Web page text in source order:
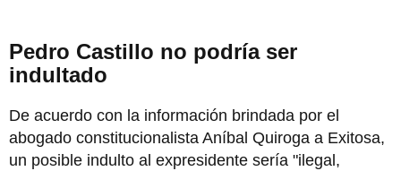
Pedro Castillo no podría ser
indultado
De acuerdo con la información brindada por el
abogado constitucionalista Aníbal Quiroga a Exitosa,
un posible indulto al expresidente sería "ilegal,